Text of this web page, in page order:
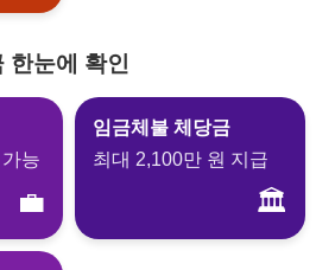
한눈에 확인
능
💼
임금체불 체당금
최대 2,100만 원 지급
🏛️